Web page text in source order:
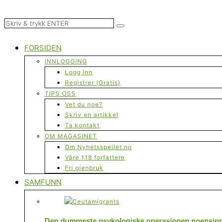
FORSIDEN
INNLOGGING
Logg inn
Registrer (Gratis)
TIPS OSS
Vet du noe?
Skriv en artikkel
Ta kontakt
OM MAGASINET
Om Nyhetsspeilet.no
Våre 118 forfattere
Fri gjenbruk
SAMFUNN